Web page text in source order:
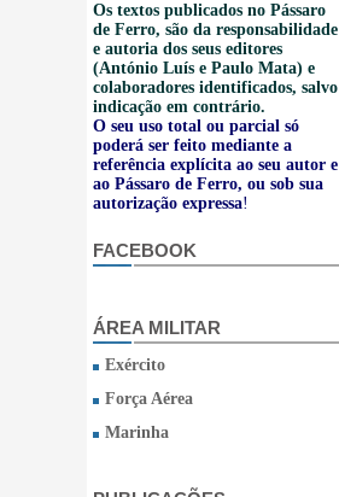
Os textos publicados no Pássaro
de Ferro, são da responsabilidade
e autoria dos seus editores
(António Luís e Paulo Mata) e
colaboradores identificados, salvo
indicação em contrário.
O seu uso total ou parcial só
poderá ser feito mediante a
referência explícita ao seu autor e
ao Pássaro de Ferro, ou sob sua
autorização expressa!
FACEBOOK
ÁREA MILITAR
Exército
Força Aérea
Marinha